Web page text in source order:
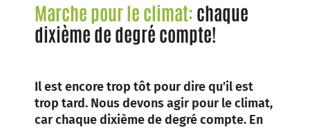
Marche pour le climat: chaque
dixième de degré compte!
Il est encore trop tôt pour dire qu’il est
trop tard. Nous devons agir pour le climat,
car chaque dixième de degré compte. En